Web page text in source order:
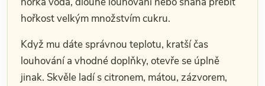
hořkost velkým množstvím cukru.
Když mu dáte správnou teplotu, kratší čas
louhování a vhodné doplňky, otevře se úplně
jinak. Skvěle ladí s citronem, mátou, zázvorem,